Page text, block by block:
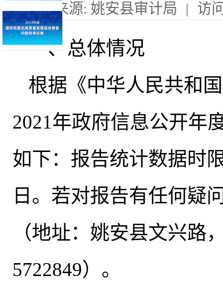
来源: 姚安县审计局 | 访
一、总体情况
根据《中华人民共和
2021年政府信息公开年
如下：报告统计数据时
日。若对报告有任何疑
（地址：姚安县文兴路
5722849）。